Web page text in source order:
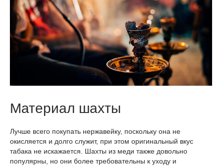
Материал шахты
Лучше всего покупать нержавейку, поскольку она не
окисляется и долго служит, при этом оригинальный вкус
табака не искажается. Шахты из меди также довольно
популярны, но они более требовательны к уходу и